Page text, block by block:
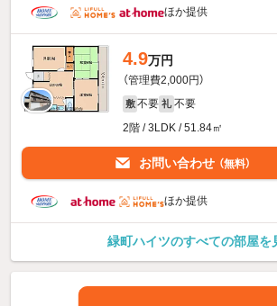
ほか提供
4.9万円
（管理費2,000円）
敷 不要 礼 不要
2階 / 3LDK / 51.84㎡
お問い合わせ （無料）
ほか提供
緑町ハイツのすべての部屋を